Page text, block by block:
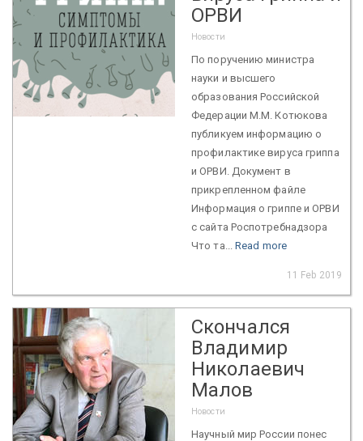
ОРВИ
Новости
По поручению министра
науки и высшего
образования Российской
Федерации М.М. Котюкова
публикуем информацию о
профилактике вируса гриппа
и ОРВИ. Документ в
прикрепленном файле
Информация о гриппе и ОРВИ
с сайта Роспотребнадзора
Что та... Read more
11 Feb 2019
Скончался
Владимир
Николаевич
Малов
Новости
Научный мир России понес